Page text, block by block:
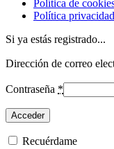
Política de
Política privacidad
Si ya estás registrado...
Dirección de correo
Contraseña *
Recuérdame